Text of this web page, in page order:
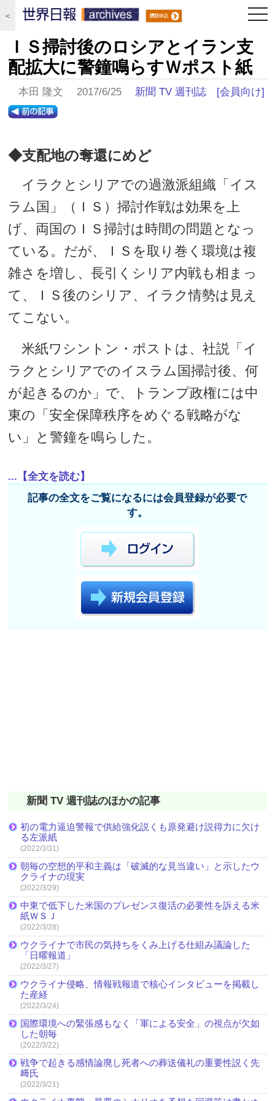
＜
ＩＳ掃討後のロシアとイラン支
配拡大に警鐘鳴らすＷポスト紙
本田 隆文 2017/6/25 新聞 TV 週刊誌 [会員向け]
◆支配地の奪還にめど
イラクとシリアでの過激派組織「イス
ラム国」（ＩＳ）掃討作戦は効果を上
げ、両国のＩＳ掃討は時間の問題となっ
ている。だが、ＩＳを取り巻く環境は複
雑さを増し、長引くシリア内戦も相まっ
て、ＩＳ後のシリア、イラク情勢は見え
てこない。
米紙ワシントン・ポストは、社説「イ
ラクとシリアでのイスラム国掃討後、何
が起きるのか」で、トランプ政権には中
東の「安全保障秩序をめぐる戦略がな
い」と警鐘を鳴らした。
...【全文を読む】
記事の全文をご覧になるには会員登録が必要で
す。
新聞 TV 週刊誌のほかの記事
初の電力逼迫警報で供給強化説くも原発避け説得力に欠け
る左派紙
(2022/3/31)
朝毎の空想的平和主義は「破滅的な見当違い」と示したウ
クライナの現実
(2022/3/29)
中東で低下した米国のプレゼンス復活の必要性を訴える米
紙ＷＳＪ
(2022/3/28)
ウクライナで市民の気持ちをくみ上げる仕組み議論した
「日曜報道」
(2022/3/27)
ウクライナ侵略、情報戦報道で核心インタビューを掲載し
た産経
(2022/3/24)
国際環境への緊張感もなく「軍による安全」の視点が欠如
した朝毎
(2022/3/22)
戦争で起きる感情論廃し死者への葬送儀礼の重要性説く先
﨑氏
(2022/3/21)